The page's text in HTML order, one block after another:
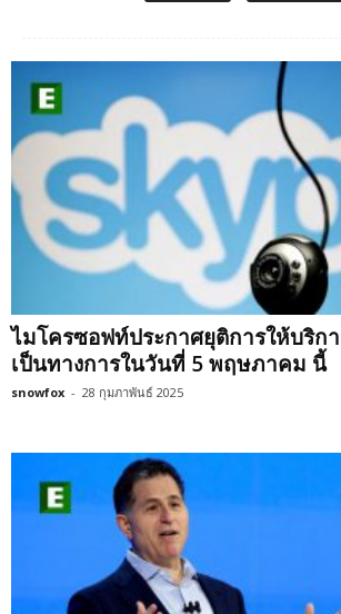
ไมโครซอฟท์ประกาศยุติการให้บริก
เป็นทางการในวันที่ 5 พฤษภาคม นี้
snowfox - 28 กุมภาพันธ์ 2025